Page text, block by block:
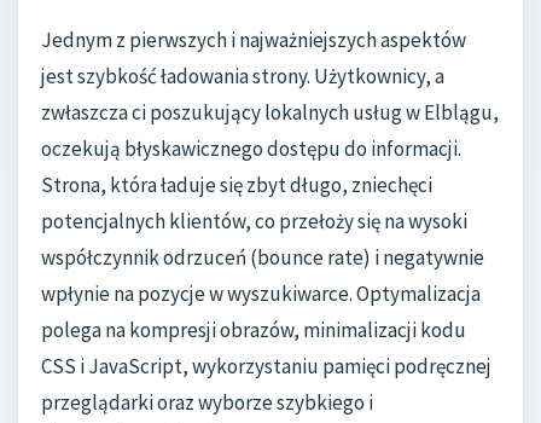
Jednym z pierwszych i najważniejszych aspektów
jest szybkość ładowania strony. Użytkownicy, a
zwłaszcza ci poszukujący lokalnych usług w Elblągu,
oczekują błyskawicznego dostępu do informacji.
Strona, która ładuje się zbyt długo, zniechęci
potencjalnych klientów, co przełoży się na wysoki
współczynnik odrzuceń (bounce rate) i negatywnie
wpłynie na pozycje w wyszukiwarce. Optymalizacja
polega na kompresji obrazów, minimalizacji kodu
CSS i JavaScript, wykorzystaniu pamięci podręcznej
przeglądarki oraz wyborze szybkiego i